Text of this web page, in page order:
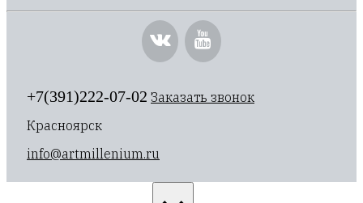
+7(391)222-07-02 Заказать звонок
Красноярск
info@artmillenium.ru